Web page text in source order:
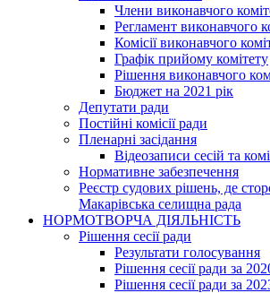
Члени виконавчого
Регламент виконавчого
Комісії виконавчого
Графік прийому комітету
Рішення виконавчого
Бюджет на 2021 рік
Депутати ради
Постійні комісії ради
Пленарні засідання
Відеозаписи сесій та
Нормативне забезпечення
Реєстр судових рішень, де
Макарівська селищна рада
НОРМОТВОРЧА ДІЯЛЬНІСТЬ
Рішення сесії ради
Результати голосування
Рішення сесії ради за
Рішення сесії ради за